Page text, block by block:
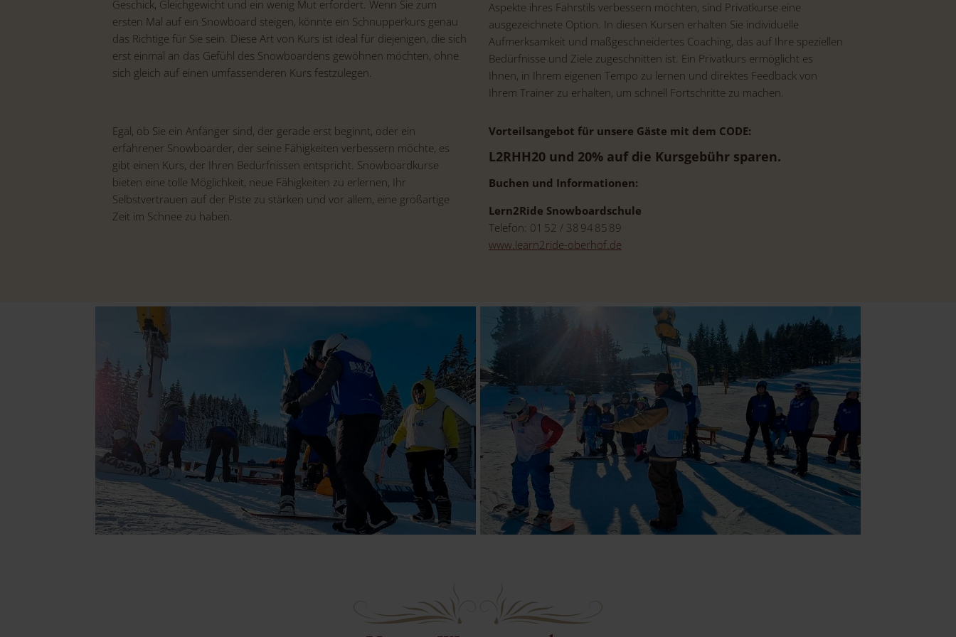
Geschick, Gleichgewicht und ein wenig Mut erfordert. Wenn Sie zum
ersten Mal auf ein Snowboard steigen, könnte ein Schnupperkurs genau
das Richtige für Sie sein. Diese Art von Kurs ist ideal für diejenigen, die sich
erst einmal an das Gefühl des Snowboardens gewöhnen möchten, ohne
sich gleich auf einen umfassenderen Kurs festzulegen.
Aspekte ihres Fahrstils verbessern möchten, sind Privatkurse eine
ausgezeichnete Option. In diesen Kursen erhalten Sie individuelle
Aufmerksamkeit und maßgeschneidertes Coaching, das auf Ihre speziellen
Bedürfnisse und Ziele zugeschnitten ist. Ein Privatkurs ermöglicht es
Ihnen, in Ihrem eigenen Tempo zu lernen und direktes Feedback von
Ihrem Trainer zu erhalten, um schnell Fortschritte zu machen.
Egal, ob Sie ein Anfänger sind, der gerade erst beginnt, oder ein
erfahrener Snowboarder, der seine Fähigkeiten verbessern möchte, es
gibt einen Kurs, der Ihren Bedürfnissen entspricht. Snowboardkurse
bieten eine tolle Möglichkeit, neue Fähigkeiten zu erlernen, Ihr
Selbstvertrauen auf der Piste zu stärken und vor allem, eine großartige
Zeit im Schnee zu haben.
Vorteilsangebot für unsere Gäste mit dem CODE:
L2RHH20 und 20% auf die Kursgebühr sparen.
Buchen und Informationen:
Lern2Ride Snowboardschule
Telefon: 01 52 / 38 94 85 89
www.learn2ride-oberhof.de